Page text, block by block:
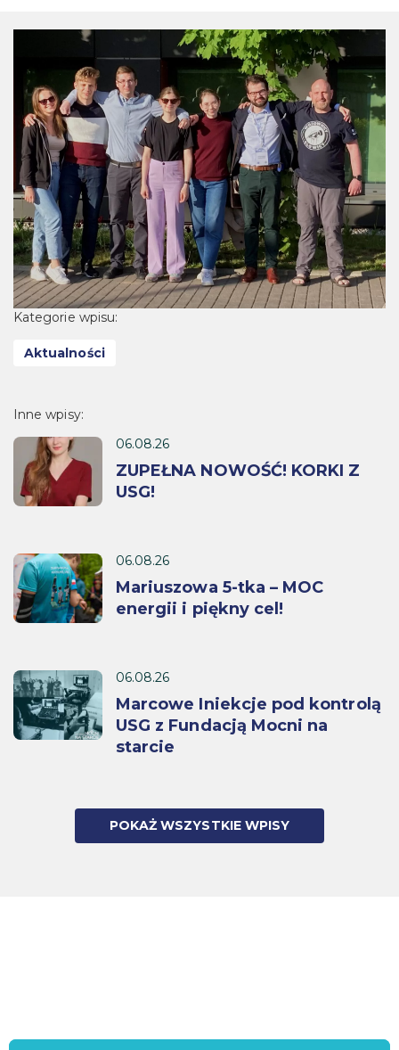
Kategorie wpisu:
Aktualności
Inne wpisy:
06.08.26
ZUPEŁNA NOWOŚĆ! KORKI Z
USG!
06.08.26
Mariuszowa 5-tka – MOC
energii i piękny cel!
06.08.26
Marcowe Iniekcje pod kontrolą
USG z Fundacją Mocni na
starcie
POKAŻ WSZYSTKIE WPISY